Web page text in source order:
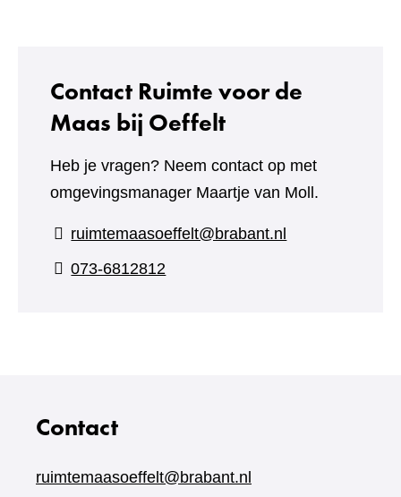
Contact Ruimte voor de
Maas bij Oeffelt
Heb je vragen? Neem contact op met
omgevingsmanager Maartje van Moll.
ruimtemaasoeffelt@brabant.nl
073-6812812
Contact
ruimtemaasoeffelt@brabant.nl